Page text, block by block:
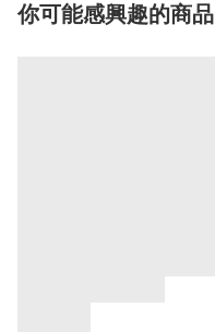
你可能感興趣的商品